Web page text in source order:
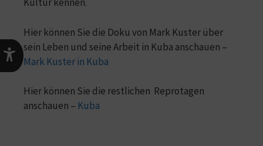
Kultur kennen.
Hier können Sie die Doku von Mark Kuster über
sein Leben und seine Arbeit in Kuba anschauen –
Mark Kuster in Kuba
Hier können Sie die restlichen Reprotagen
anschauen – Kuba